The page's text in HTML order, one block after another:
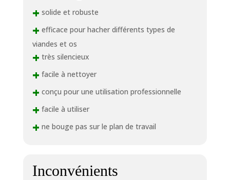
+ solide et robuste
+ efficace pour hacher différents types de
viandes et os
+ très silencieux
+ facile à nettoyer
+ conçu pour une utilisation professionnelle
+ facile à utiliser
+ ne bouge pas sur le plan de travail
Inconvénients